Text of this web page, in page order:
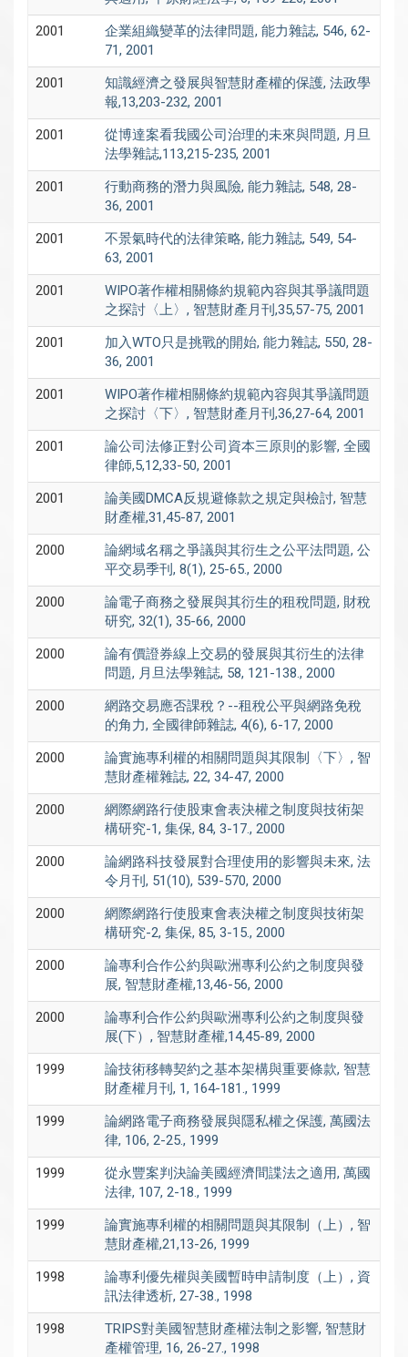
2001
企業組織變革的法律問題, 能力雜誌, 546, 62-
71, 2001
2001
知識經濟之發展與智慧財產權的保護, 法政學
報,13,203-232, 2001
2001
從博達案看我國公司治理的未來與問題, 月旦
法學雜誌,113,215-235, 2001
2001
行動商務的潛力與風險, 能力雜誌, 548, 28-
36, 2001
2001
不景氣時代的法律策略, 能力雜誌, 549, 54-
63, 2001
2001
WIPO著作權相關條約規範內容與其爭議問題
之探討〈上〉, 智慧財產月刊,35,57-75, 2001
2001
加入WTO只是挑戰的開始, 能力雜誌, 550, 28-
36, 2001
2001
WIPO著作權相關條約規範內容與其爭議問題
之探討〈下〉, 智慧財產月刊,36,27-64, 2001
2001
論公司法修正對公司資本三原則的影響, 全國
律師,5,12,33-50, 2001
2001
論美國DMCA反規避條款之規定與檢討, 智慧
財產權,31,45-87, 2001
2000
論網域名稱之爭議與其衍生之公平法問題, 公
平交易季刊, 8(1), 25-65., 2000
2000
論電子商務之發展與其衍生的租稅問題, 財稅
研究, 32(1), 35-66, 2000
2000
論有價證券線上交易的發展與其衍生的法律
問題, 月旦法學雜誌, 58, 121-138., 2000
2000
網路交易應否課稅？--租稅公平與網路免稅
的角力, 全國律師雜誌, 4(6), 6-17, 2000
2000
論實施專利權的相關問題與其限制〈下〉, 智
慧財產權雜誌, 22, 34-47, 2000
2000
網際網路行使股東會表決權之制度與技術架
構研究-1, 集保, 84, 3-17., 2000
2000
論網路科技發展對合理使用的影響與未來, 法
令月刊, 51(10), 539-570, 2000
2000
網際網路行使股東會表決權之制度與技術架
構研究-2, 集保, 85, 3-15., 2000
2000
論專利合作公約與歐洲專利公約之制度與發
展, 智慧財產權,13,46-56, 2000
2000
論專利合作公約與歐洲專利公約之制度與發
展(下）, 智慧財產權,14,45-89, 2000
1999
論技術移轉契約之基本架構與重要條款, 智慧
財產權月刊, 1, 164-181., 1999
1999
論網路電子商務發展與隱私權之保護, 萬國法
律, 106, 2-25., 1999
1999
從永豐案判決論美國經濟間諜法之適用, 萬國
法律, 107, 2-18., 1999
1999
論實施專利權的相關問題與其限制（上）, 智
慧財產權,21,13-26, 1999
1998
論專利優先權與美國暫時申請制度（上）, 資
訊法律透析, 27-38., 1998
1998
TRIPS對美國智慧財產權法制之影響, 智慧財
產權管理, 16, 26-27., 1998